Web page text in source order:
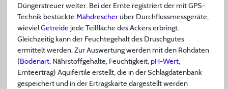
Düngerstreuer weiter. Bei der Ernte registriert der mit GPS-
Technik bestückte Mähdrescherüber Durchflussmessgeräte,
wievielGetreide jede Teilfläche des Ackers erbringt.
Gleichzeitig kann der Feuchtegehalt des Druschgutes
ermittelt werden. Zur Auswertung werden mit den Rohdaten
(Bodenart, Nährstoffgehalte, Feuchtigkeit, pH-Wert,
Ernteertrag) Äquifertile erstellt, die in der Schlagdatenbank
gespeichert und in der Ertragskarte dargestellt werden